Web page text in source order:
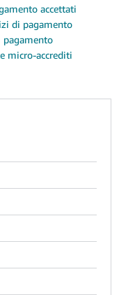
accettati
di pagamento
micro-accrediti